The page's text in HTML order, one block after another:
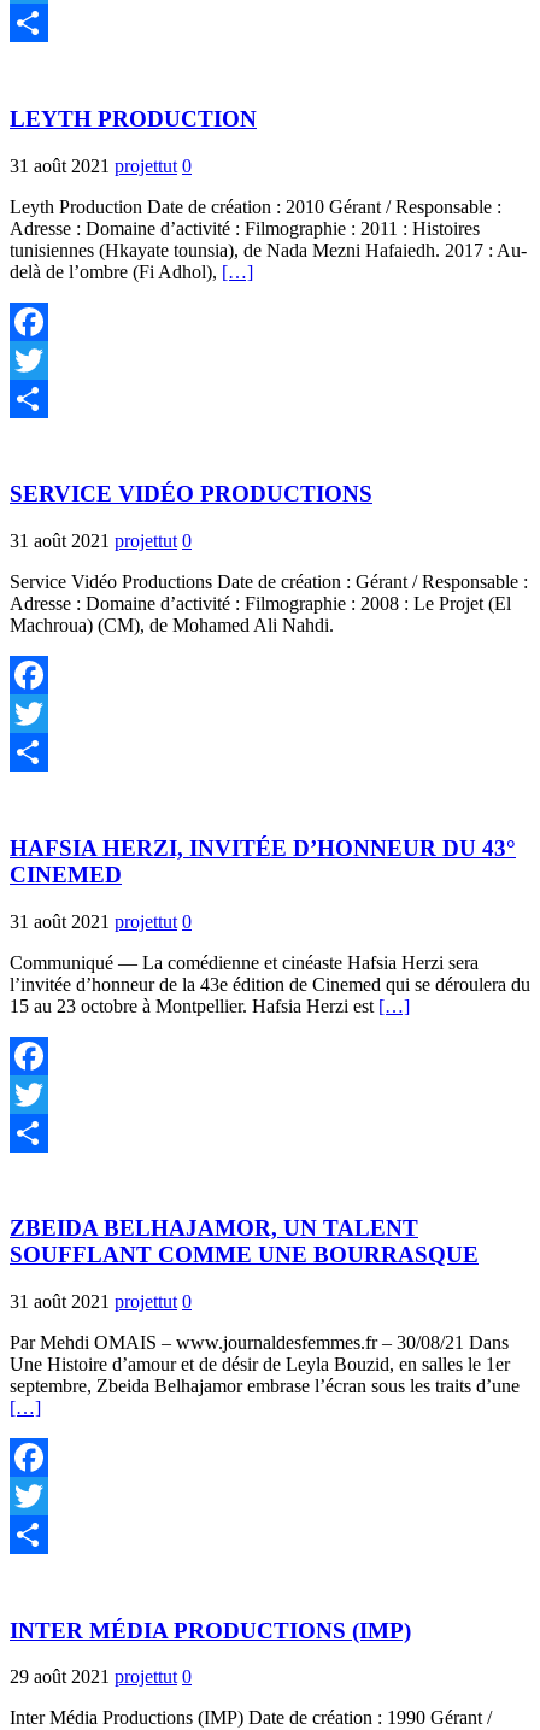
Twitter
LEYTH PRODUCTION
31 août 2021 projettut 0
Leyth Production Date de création : 2010 Gérant / Responsable :
Adresse : Domaine d’activité : Filmographie : 2011 : Histoires
tunisiennes (Hkayate tounsia), de Nada Mezni Hafaiedh. 2017 : Au-
delà de l’ombre (Fi Adhol), […]
Facebook
Twitter
SERVICE VIDÉO PRODUCTIONS
31 août 2021 projettut 0
Service Vidéo Productions Date de création : Gérant / Responsable :
Adresse : Domaine d’activité : Filmographie : 2008 : Le Projet (El
Machroua) (CM), de Mohamed Ali Nahdi.
Facebook
Twitter
HAFSIA HERZI, INVITÉE D’HONNEUR DU 43°
CINEMED
31 août 2021 projettut 0
Communiqué — La comédienne et cinéaste Hafsia Herzi sera
l’invitée d’honneur de la 43e édition de Cinemed qui se déroulera du
15 au 23 octobre à Montpellier. Hafsia Herzi est […]
Facebook
Twitter
ZBEIDA BELHAJAMOR, UN TALENT
SOUFFLANT COMME UNE BOURRASQUE
31 août 2021 projettut 0
Par Mehdi OMAIS – www.journaldesfemmes.fr – 30/08/21 Dans
Une Histoire d’amour et de désir de Leyla Bouzid, en salles le 1er
septembre, Zbeida Belhajamor embrase l’écran sous les traits d’une
[…]
Facebook
Twitter
INTER MÉDIA PRODUCTIONS (IMP)
29 août 2021 projettut 0
Inter Média Productions (IMP) Date de création : 1990 Gérant /